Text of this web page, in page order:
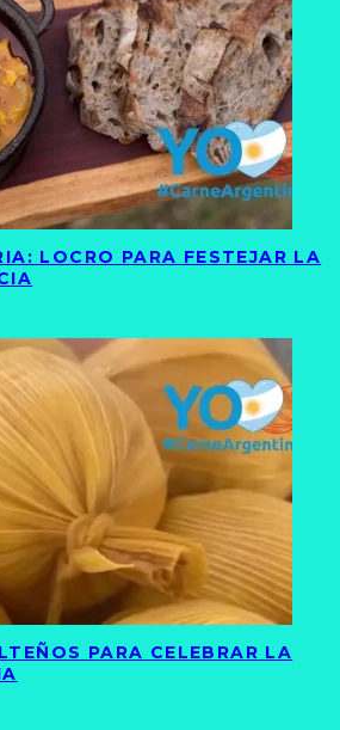
LOCRO PARA FESTEJAR LA
PARA CELEBRAR LA